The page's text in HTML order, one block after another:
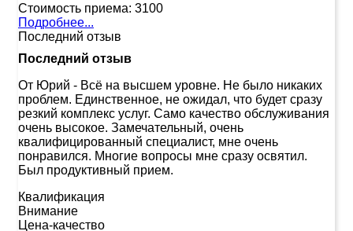
Стоимость приема: 3100
Подробнее...
Последний отзыв
Последний отзыв
От Юрий - Всё на высшем уровне. Не было никаких
проблем. Единственное, не ожидал, что будет сразу
резкий комплекс услуг. Само качество обслуживания
очень высокое. Замечательный, очень
квалифицированный специалист, мне очень
понравился. Многие вопросы мне сразу освятил.
Был продуктивный прием.
Квалификация
Внимание
Цена-качество